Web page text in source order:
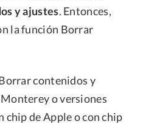
y ajustes. Entonces,
la función Borrar
contenidos y
o versiones
chip de Apple o con chip